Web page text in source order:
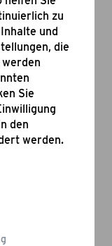
zu
und
die
Sie
den
werden.